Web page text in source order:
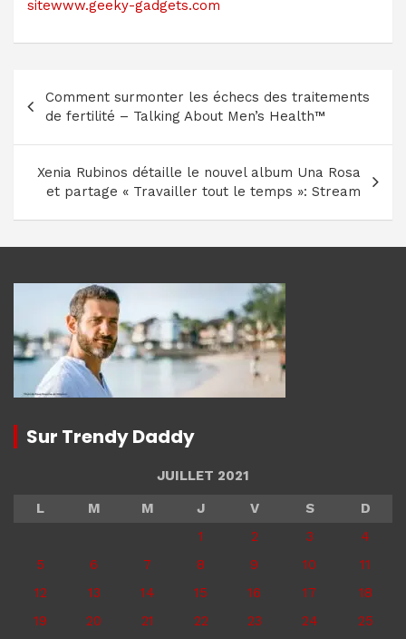
sitewww.geeky-gadgets.com
de
l’article
Comment surmonter les échecs des traitements
de fertilité – Talking About Men’s Health™
Xenia Rubinos détaille le nouvel album Una Rosa
et partage « Travailler tout le temps »: Stream
Sur Trendy Daddy
JUILLET 2021
L
M M J V S
D
1
2 3
4
5
6 7 8 9 10
11
12
13 14 15 16 17
18
19
20 21 22 23 24
25